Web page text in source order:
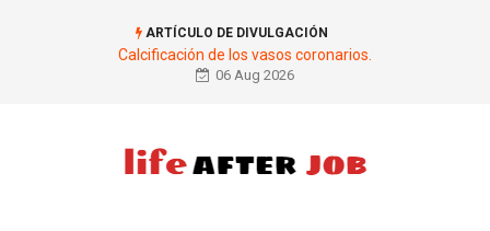
ARTÍCULO DE DIVULGACIÓN
Calcificación de los vasos coronarios.
06 Aug 2026